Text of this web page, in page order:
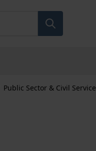
Public Sector & Civil Service